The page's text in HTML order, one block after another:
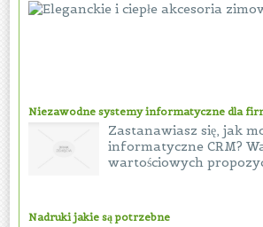
Niezawodne systemy informatyczne dla
Zastanawiasz się, jak
informatyczne CRM?
wartościowych
Nadruki jakie są potrzebne